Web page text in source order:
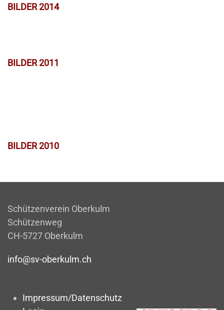
BILDER 2014
BILDER 2011
BILDER 2010
Schützenverein Oberkulm
Schützenweg
CH-5727 Oberkulm
info@sv-oberkulm.ch
Impressum/Datenschutz